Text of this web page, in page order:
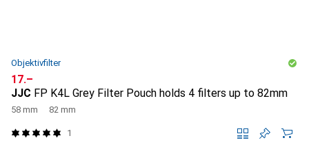
Objektivfilter
CHF
17.–
JJC FP K4L Grey Filter Pouch holds 4 filters up to 82mm
58 mm 82 mm
1